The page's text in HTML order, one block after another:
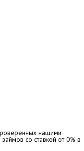
нашими
со ставкой от 0% в